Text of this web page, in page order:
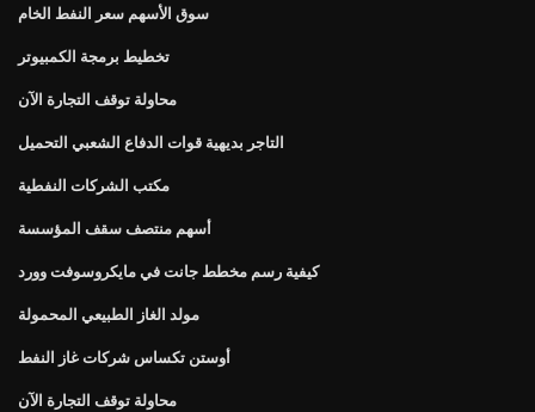
سوق الأسهم سعر النفط الخام
تخطيط برمجة الكمبيوتر
محاولة توقف التجارة الآن
التاجر بديهية قوات الدفاع الشعبي التحميل
مكتب الشركات النفطية
أسهم منتصف سقف المؤسسة
كيفية رسم مخطط جانت في مايكروسوفت وورد
مولد الغاز الطبيعي المحمولة
أوستن تكساس شركات غاز النفط
محاولة توقف التجارة الآن